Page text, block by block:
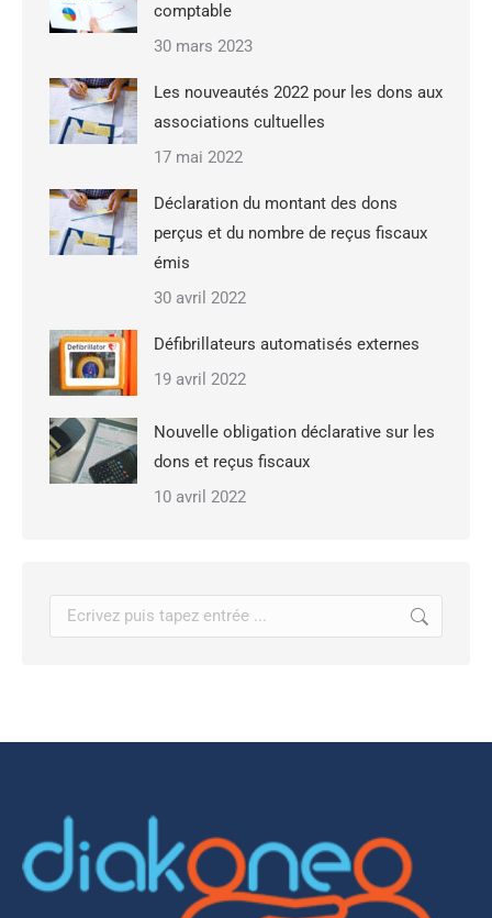
comptable
30 mars 2023
Les nouveautés 2022 pour les dons aux
associations cultuelles
17 mai 2022
Déclaration du montant des dons
perçus et du nombre de reçus fiscaux
émis
30 avril 2022
Défibrillateurs automatisés externes
19 avril 2022
Nouvelle obligation déclarative sur les
dons et reçus fiscaux
10 avril 2022
Recherche
: